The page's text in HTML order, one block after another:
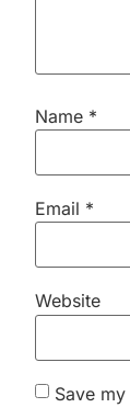
Name *
Email *
Website
Save